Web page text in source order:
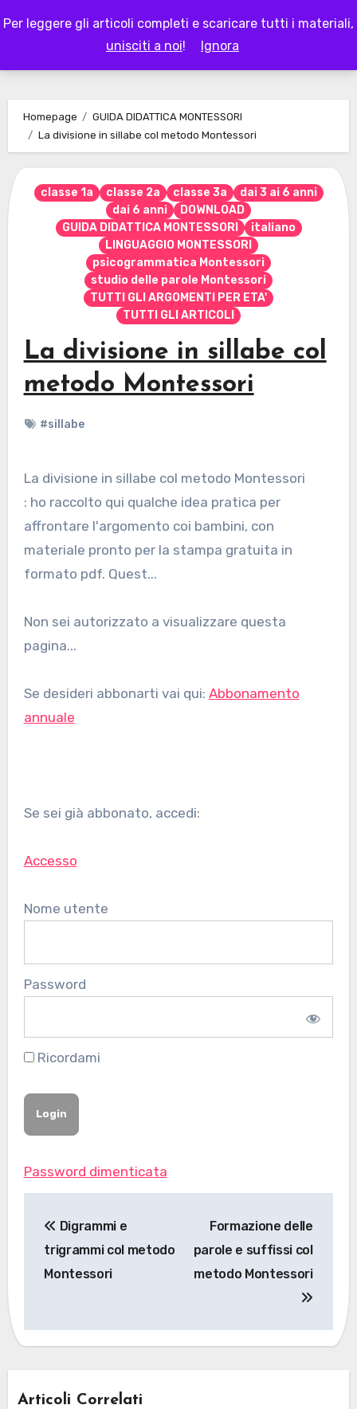
Per leggere gli articoli completi e scaricare tutti i materiali,
unisciti a noi! Ignora
to
LAPAPPADOLCE
Homepage
GUIDA DIDATTICA MONTESSORI
La divisione in sillabe col metodo Montessori
classe 1a classe 2a classe 3a
dai 3 ai 6 anni
dai 6 anni
DOWNLOAD
GUIDA DIDATTICA MONTESSORI
italiano
LINGUAGGIO MONTESSORI
psicogrammatica Montessori
studio delle parole Montessori
TUTTI GLI ARGOMENTI PER ETA'
TUTTI GLI ARTICOLI
La divisione in sillabe col
metodo Montessori
#sillabe
La divisione in sillabe col metodo Montessori
: ho raccolto qui qualche idea pratica per
affrontare l'argomento coi bambini, con
materiale pronto per la stampa gratuita in
formato pdf. Quest...
Non sei autorizzato a visualizzare questa
pagina...
Se desideri abbonarti vai qui: Abbonamento
annuale
Se sei già abbonato, accedi:
Accesso
Nome utente
Password
Ricordami
Password dimenticata
articoli
Digrammi e
trigrammi col metodo
Montessori
Formazione delle
parole e suffissi col
metodo Montessori
Articoli Correlati